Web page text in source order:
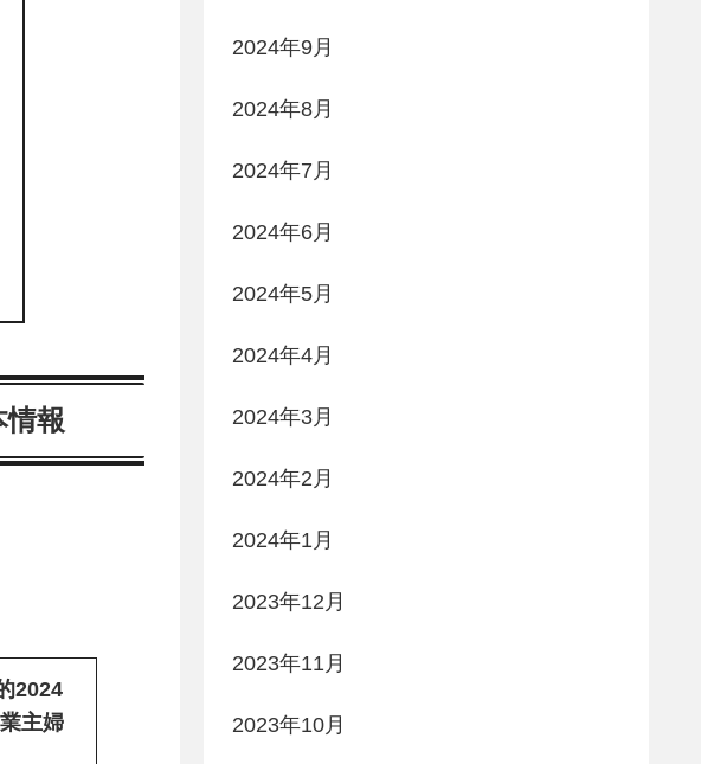
報
2024
主婦
2024年9月
2024年8月
2024年7月
2024年6月
2024年5月
2024年4月
2024年3月
2024年2月
2024年1月
2023年12月
2023年11月
2023年10月